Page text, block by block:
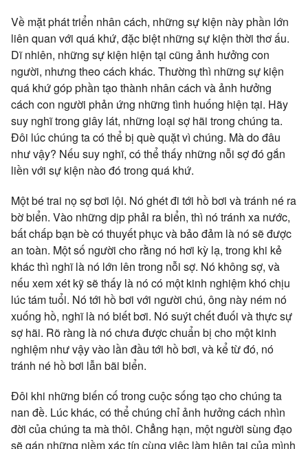
Về mặt phát triển nhân cách, những sự kiện này phần lớn
liên quan với quá khứ, đặc biệt những sự kiện thời thơ ấu.
Dĩ nhiên, những sự kiện hiện tại cũng ảnh hưởng con
người, nhưng theo cách khác. Thường thì những sự kiện
quá khứ góp phần tạo thành nhân cách và ảnh hưởng
cách con người phản ứng những tình huống hiện tại. Hãy
suy nghĩ trong giây lát, những loại sợ hãi trong chúng ta.
Đôi lúc chúng ta có thể bị què quặt vì chúng. Mà do đâu
như vậy? Nếu suy nghĩ, có thể thấy những nỗi sợ đó gắn
liền với sự kiện nào đó trong quá khứ.
Một bé trai nọ sợ bơi lội. Nó ghét đi tới hồ bơi và tránh né ra
bờ biển. Vào những dịp phải ra biển, thì nó tránh xa nước,
bất chấp bạn bè có thuyết phục và bảo đảm là nó sẽ được
an toàn. Một số người cho rằng nó hơi kỳ lạ, trong khi kẻ
khác thì nghĩ là nó lớn lên trong nỗi sợ. Nó không sợ, và
nếu xem xét kỹ sẽ thấy là nó có một kinh nghiệm khó chịu
lúc tám tuổi. Nó tới hồ bơi với người chú, ông này ném nó
xuống hồ, nghĩ là nó biết bơi. Nó suýt chết đuối và thực sự
sợ hãi. Rõ ràng là nó chưa được chuẩn bị cho một kinh
nghiệm như vậy vào lần đầu tới hồ bơi, và kể từ đó, nó
tránh né hồ bơi lẫn bãi biển.
Đôi khi những biến cố trong cuộc sống tạo cho chúng ta
nan đề. Lúc khác, có thể chúng chỉ ảnh hưởng cách nhìn
đời của chúng ta mà thôi. Chẳng hạn, một người sùng đạo
sẽ gán những niềm xác tín cùng việc làm hiện tại của mình